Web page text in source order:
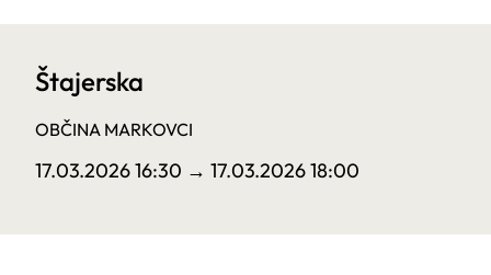
Štajerska
OBČINA MARKOVCI
17.03.2026 16:30 → 17.03.2026 18:00